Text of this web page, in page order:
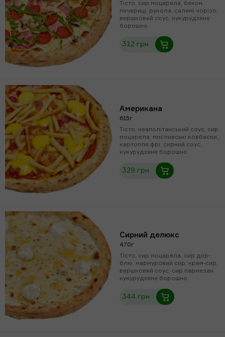
Тісто, сир моцарела, бекон,
печериці, рукола, салямі чорізо,
вершковий соус, кукурудзяне
борошно
312 грн
Американа
615г
Тісто, неаполітанський соус, сир
моцарела, мисливські ковбаски,
картопля фрі, сирний соус,
кукурудзяне борошно
329 грн
Сирний делюкс
470г
Тісто, сир моцарела, сир дор-
блю, мармуровий сир, крем-сир,
вершковий соус, сир пармезан,
кукурудзяне борошно
344 грн